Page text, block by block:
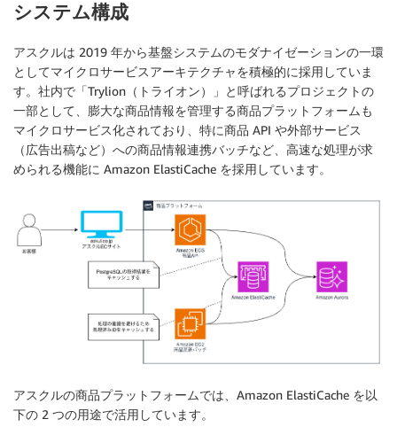
システム構成
アスクルは 2019 年から基盤システムのモダナイゼーションの一環
としてマイクロサービスアーキテクチャを積極的に採用していま
す。社内で「Trylion（トライオン）」と呼ばれるプロジェクトの
一部として、膨大な商品情報を管理する商品プラットフォームも
マイクロサービス化されており、特に商品 API や外部サービス
（広告出稿など）への商品情報連携バッチなど、高速な処理が求
められる機能に Amazon ElastiCache を採用しています。
アスクルの商品プラットフォームでは、Amazon ElastiCache を以
下の 2 つの用途で活用しています。